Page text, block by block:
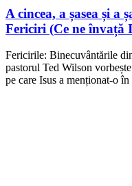
A cincea, a șasea și a
Fericiri (Ce ne învață
Fericirile: Binecuvântările
pastorul Ted Wilson
pe care Isus a menționat-o